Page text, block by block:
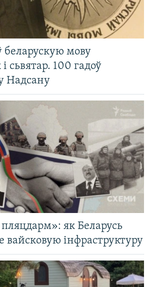
беларускую мову
сьвятар. 100 гадоў
Надсану
як Беларусь
вайсковую інфраструктуру